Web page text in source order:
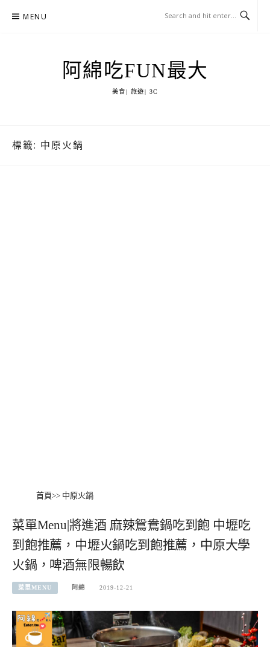
MENU
阿綿吃FUN最大
美食| 旅遊| 3C
標籤: 中原火鍋
首頁>> 中原火鍋
菜單Menu|將進酒 麻辣鴛鴦鍋吃到飽 中壢吃
到飽推薦，中壢火鍋吃到飽推薦，中原大學
火鍋，啤酒無限暢飲
菜單MENU 阿綿 2019-12-21